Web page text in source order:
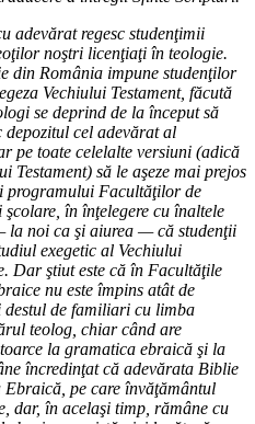
adevărat regesc studenţimii
noştri licenţiaţi în teologie.
din România impune studenţilor
Vechiului Testament, făcută
se deprind de la început să
depozitul cel adevărat al
pe toate celelalte versiuni (adică
Testament) să le aşeze mai prejos
Facultăţilor de
în înţelegere cu înaltele
la noi ca şi aiurea — că studenţii
exegetic al Vechiului
Dar ştiut este că în Facultăţile
nu este împins atât de
destul de familiari cu limba
teolog, chiar când are
la gramatica ebraică şi la
încredinţat că adevărata Biblie
Ebraică, pe care învăţământul
dar, în acelaşi timp, rămâne cu